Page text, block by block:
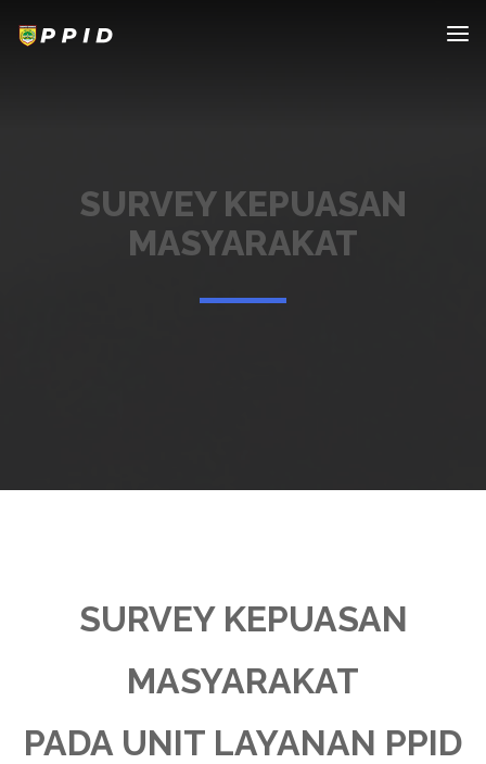
SURVEY KEPUASAN
MASYARAKAT
SURVEY KEPUASAN
MASYARAKAT
PADA UNIT LAYANAN PPID